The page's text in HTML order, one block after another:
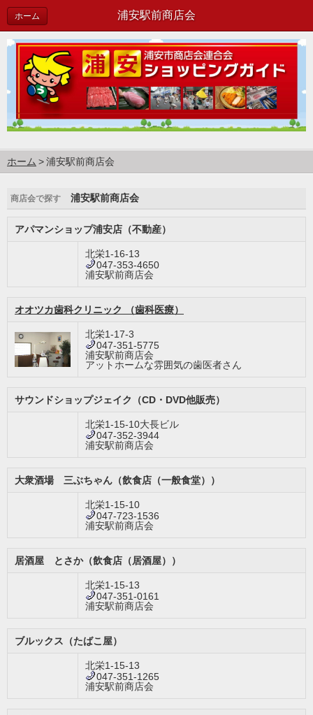
浦安駅前商店会
ホーム
ホーム 浦安駅前商店会
商店会で探す 浦安駅前商店会
アパマンショップ浦安店（不動産）
北栄1-16-13
047-353-4650
浦安駅前商店会
オオツカ歯科クリニック （歯科医療）
北栄1-17-3
047-351-5775
浦安駅前商店会
アットホームな雰囲気の歯医者さん
サウンドショップジェイク（CD・DVD他販売）
北栄1-15-10大長ビル
047-352-3944
浦安駅前商店会
大衆酒場 三ぶちゃん（飲食店（一般食堂））
北栄1-15-10
047-723-1536
浦安駅前商店会
居酒屋 とさか（飲食店（居酒屋））
北栄1-15-13
047-351-0161
浦安駅前商店会
ブルックス（たばこ屋）
北栄1-15-13
047-351-1265
浦安駅前商店会